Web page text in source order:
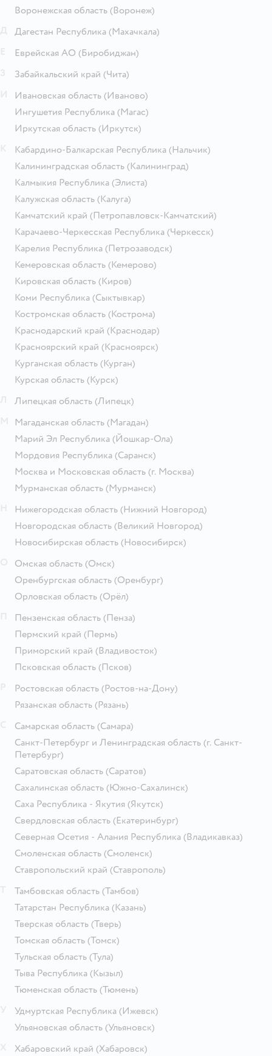
Воронежская область (Воронеж)
Дагестан Республика (Махачкала)
Еврейская АО (Биробиджан)
Забайкальский край (Чита)
Ивановская область (Иваново)
Ингушетия Республика (Магас)
Иркутская область (Иркутск)
Кабардино-Балкарская Республика (Нальчик)
Калининградская область (Калининград)
Калмыкия Республика (Элиста)
Калужская область (Калуга)
Камчатский край (Петропавловск-Камчатский)
Карачаево-Черкесская Республика (Черкесск)
Карелия Республика (Петрозаводск)
Кемеровская область (Кемерово)
Кировская область (Киров)
Коми Республика (Сыктывкар)
Костромская область (Кострома)
Краснодарский край (Краснодар)
Красноярский край (Красноярск)
Курганская область (Курган)
Курская область (Курск)
Липецкая область (Липецк)
Магаданская область (Магадан)
Марий Эл Республика (Йошкар-Ола)
Мордовия Республика (Саранск)
Москва и Московская область (г. Москва)
Мурманская область (Мурманск)
Нижегородская область (Нижний Новгород)
Новгородская область (Великий Новгород)
Новосибирская область (Новосибирск)
Омская область (Омск)
Оренбургская область (Оренбург)
Орловская область (Орёл)
Пензенская область (Пенза)
Пермский край (Пермь)
Приморский край (Владивосток)
Псковская область (Псков)
Ростовская область (Ростов-на-Дону)
Рязанская область (Рязань)
Самарская область (Самара)
Санкт-Петербург и Ленинградская область (г. Санкт-
Петербург)
Саратовская область (Саратов)
Сахалинская область (Южно-Сахалинск)
Саха Республика - Якутия (Якутск)
Свердловская область (Екатеринбург)
Северная Осетия - Алания Республика (Владикавказ)
Смоленская область (Смоленск)
Ставропольский край (Ставрополь)
Тамбовская область (Тамбов)
Татарстан Республика (Казань)
Тверская область (Тверь)
Томская область (Томск)
Тульская область (Тула)
Тыва Республика (Кызыл)
Тюменская область (Тюмень)
Удмуртская Республика (Ижевск)
Ульяновская область (Ульяновск)
Хабаровский край (Хабаровск)